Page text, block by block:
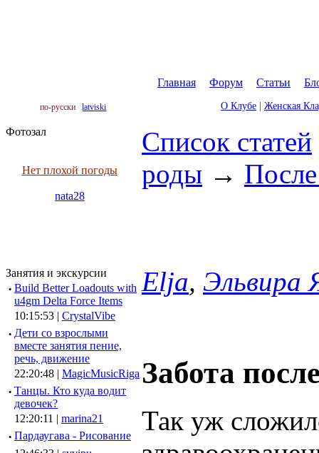
Главная Форум Статьи
по-русски latviski О Клубе Женская
Фотозал
Нет плохой погоды
nata28
Занятия и экскурсии
· Build Better Loadouts with
u4gm Delta Force Items
10:15:53 | CrystalVibe
· Дети со взрослыми
вместе занятия пение,
речь, движение
22:20:48 | MagicMusicRiga
· Танцы. Кто куда водит
девочек?
12:20:11 | marina21
· Пардаугава - Рисование
Список статей
роды →
Elja, Эльвира
Забота
Так уж